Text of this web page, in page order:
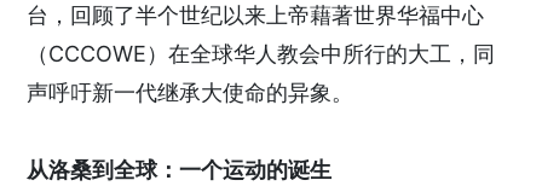
台，回顾了半个世纪以来上帝藉著世界华福中心
（CCCOWE）在全球华人教会中所行的大工，同
声呼吁新一代继承大使命的异象。
从洛桑到全球：一个运动的诞生